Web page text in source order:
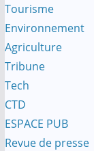
Tourisme
Environnement
Agriculture
Tribune
Tech
CTD
ESPACE PUB
Revue de presse